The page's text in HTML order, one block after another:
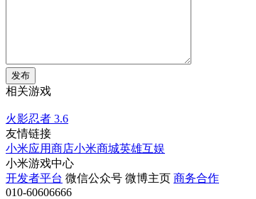
发布
相关游戏
火影忍者 3.6
友情链接
小米应用商店小米商城英雄互娱
小米游戏中心
开发者平台 微信公众号 微博主页 商务合作
010-60606666